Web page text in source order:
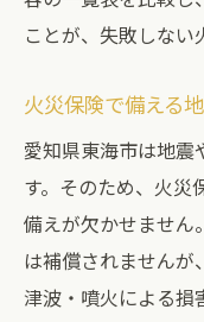
ことが、失敗しない
火災保険で備える
愛知県東海市は地震
す。そのため、火災
備えが欠かせません
は補償されませんが
津波・噴火による損